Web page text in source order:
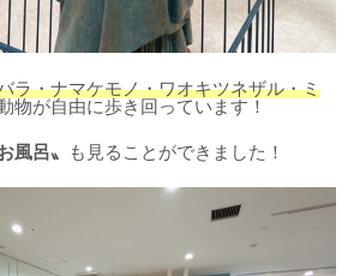
ラ・ナマケモノ・ワオキツネザル・ミ
物が自由に歩き回っています！
風呂〟 も見ることができました！